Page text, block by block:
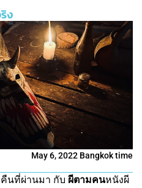
ง
May 6, 2022 Bangkok time
คืนที่ผ่านมา กับ ผีตามคนหนังผี